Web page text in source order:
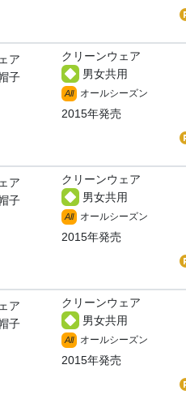
ア
子
クリーンウェア
男女共用
All オールシーズン
2015年発売
ア
子
クリーンウェア
男女共用
All オールシーズン
2015年発売
ア
子
クリーンウェア
男女共用
All オールシーズン
2015年発売